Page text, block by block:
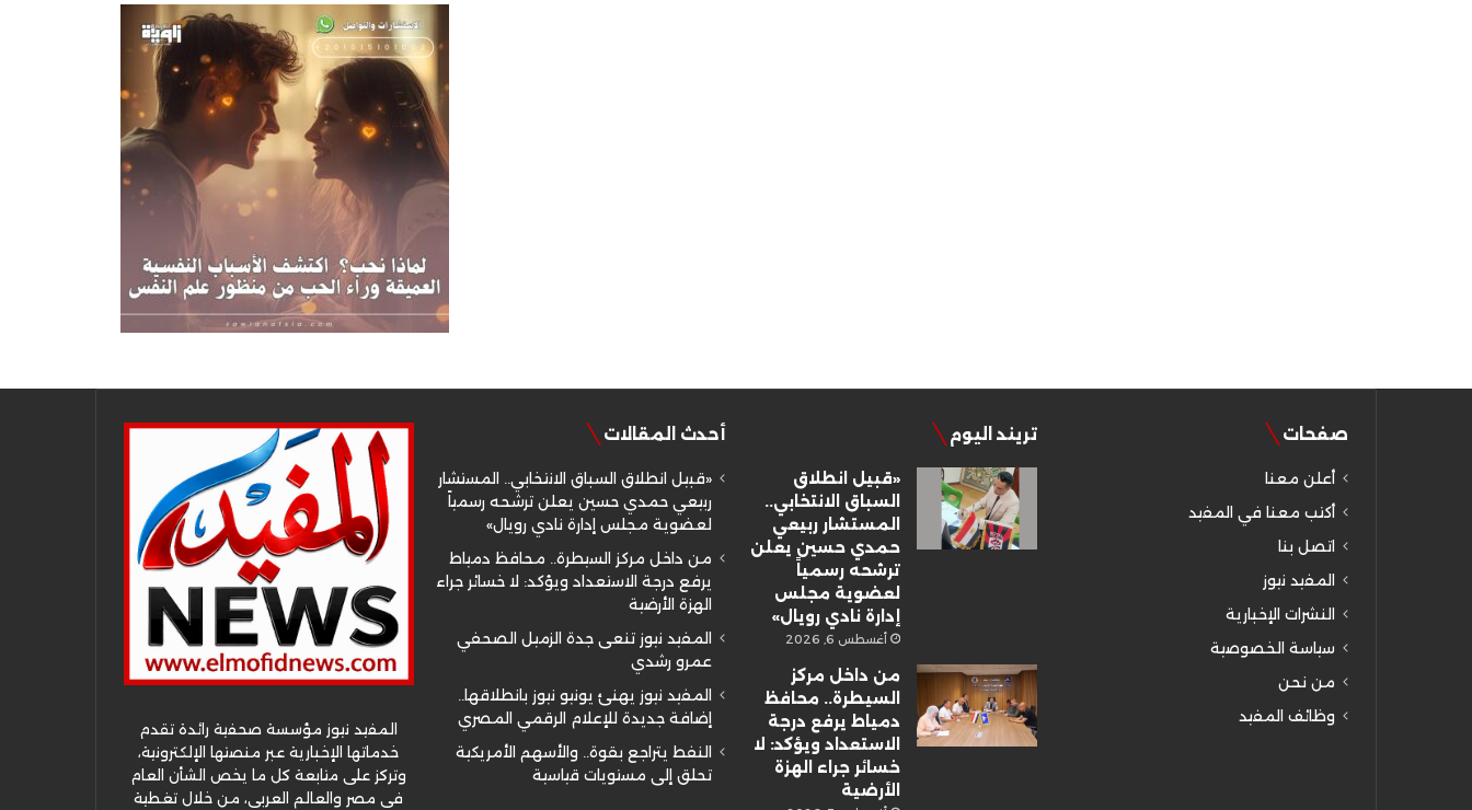
صفحات
أعلن معنا
أكتب معنا في المفيد
اتصل بنا
المفيد نيوز
النشرات الإخبارية
سياسة الخصوصية
من نحن
وظائف المفيد
تريند اليوم
«قبيل انطلاق
السباق الانتخابي..
المستشار ربيعي
حمدي حسين يعلن
ترشحه رسمياً
لعضوية مجلس
إدارة نادي رويال»
أغسطس 6, 2026
من داخل مركز
السيطرة.. محافظ
دمياط يرفع درجة
الاستعداد ويؤكد: لا
خسائر جراء الهزة
الأرضية
أحدث المقالات
«قبيل انطلاق السباق الانتخابي.. المستشار
ربيعي حمدي حسين يعلن ترشحه رسمياً
لعضوية مجلس إدارة نادي رويال»
من داخل مركز السيطرة.. محافظ دمياط
يرفع درجة الاستعداد ويؤكد: لا خسائر جراء
الهزة الأرضية
المفيد نيوز تنعى جدة الزميل الصحفي
عمرو رشدي
المفيد نيوز يهنئ يونيو نيوز بانطلاقها..
إضافة جديدة للإعلام الرقمي المصري
النفط يتراجع بقوة.. والأسهم الأمريكية
تحلق إلى مستويات قياسية
المفيد نيوز مؤسسة صحفية رائدة تقدم
خدماتها الإخبارية عبر منصتها الإلكترونية،
وتركز على متابعة كل ما يخص الشأن العام
في مصر والعالم العربي، من خلال تغطية